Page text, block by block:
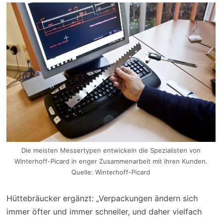
Die meisten Messertypen entwickeln die Spezialisten von
Winterhoff-Picard in enger Zusammenarbeit mit ihren Kunden.
Quelle: Winterhoff-Picard
Hüttebräucker ergänzt: „Verpackungen ändern sich
immer öfter und immer schneller, und daher vielfach